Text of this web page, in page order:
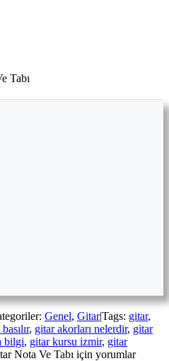
Tabı
Genel, Gitar|Tags: gitar,
, gitar akorları nelerdir, gitar
bilgi, gitar kursu izmir, gitar
Nota Ve Tabı için yorumlar